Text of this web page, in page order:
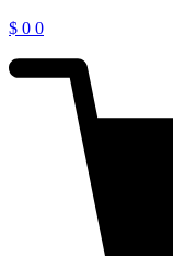
$ 0 0